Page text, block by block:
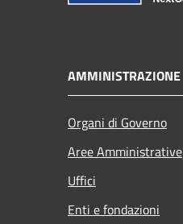
AMMINISTRAZIONE
Organi di Governo
Aree Amministrative
Uffici
Enti e fondazioni